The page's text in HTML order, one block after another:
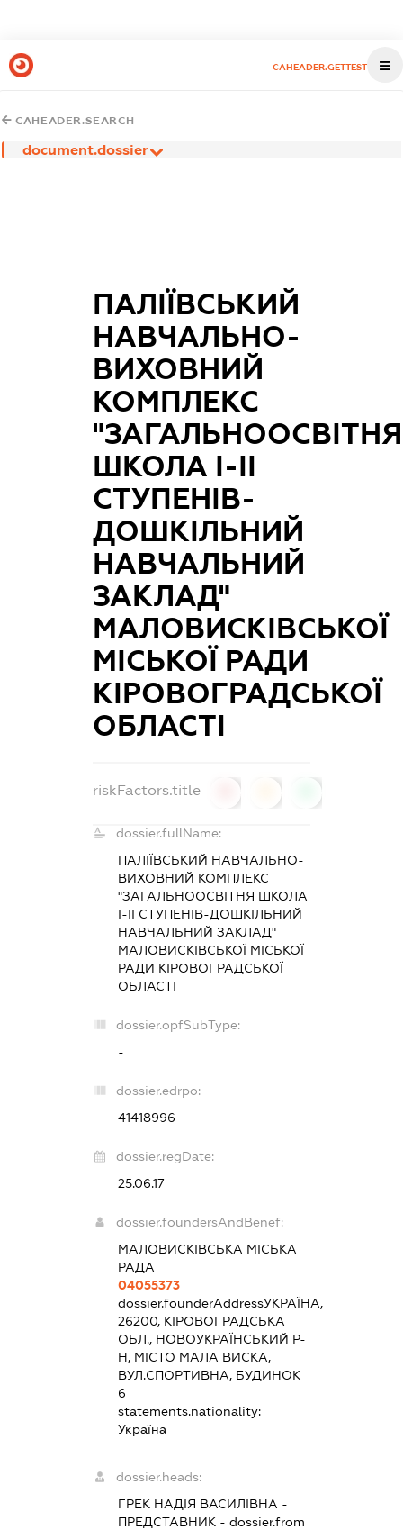
CAHEADER.GETTEST
CAHEADER.SEARCH
document.dossier
ПАЛІЇВСЬКИЙ
НАВЧАЛЬНО-
ВИХОВНИЙ
КОМПЛЕКС
"ЗАГАЛЬНООСВІТНЯ
ШКОЛА І-ІІ
СТУПЕНІВ-
ДОШКІЛЬНИЙ
НАВЧАЛЬНИЙ
ЗАКЛАД"
МАЛОВИСКІВСЬКОЇ
МІСЬКОЇ РАДИ
КІРОВОГРАДСЬКОЇ
ОБЛАСТІ
riskFactors.title
dossier.fullName:
ПАЛІЇВСЬКИЙ НАВЧАЛЬНО-
ВИХОВНИЙ КОМПЛЕКС
"ЗАГАЛЬНООСВІТНЯ ШКОЛА
І-ІІ СТУПЕНІВ-ДОШКІЛЬНИЙ
НАВЧАЛЬНИЙ ЗАКЛАД"
МАЛОВИСКІВСЬКОЇ МІСЬКОЇ
РАДИ КІРОВОГРАДСЬКОЇ
ОБЛАСТІ
dossier.opfSubType:
-
dossier.edrpo:
41418996
dossier.regDate:
25.06.17
dossier.foundersAndBenef:
МАЛОВИСКІВСЬКА МІСЬКА
РАДА
04055373
dossier.founderAddressУКРАЇНА,
26200, КІРОВОГРАДСЬКА
ОБЛ., НОВОУКРАЇНСЬКИЙ Р-
Н, МІСТО МАЛА ВИСКА,
ВУЛ.СПОРТИВНА, БУДИНОК
6
statements.nationality:
Україна
dossier.heads:
ГРЕК НАДІЯ ВАСИЛІВНА -
ПРЕДСТАВНИК - dossier.from